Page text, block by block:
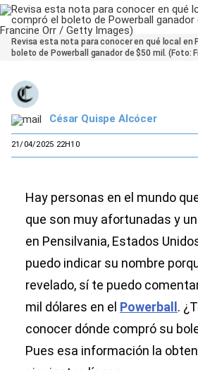
Revisa esta nota para conocer en qué local en
boleto de Powerball ganador de $50 mil. (Foto:
César Quispe Alcócer
21/04/2025 22H10
Hay personas en el mundo
que son muy afortunadas y
en Pensilvania, Estados
puedo indicar su nombre
revelado, sí te puedo
mil dólares en el Powerball .
conocer dónde compró su
Pues esa información la